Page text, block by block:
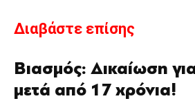
Διαβάστε επίσης
Βιασμός: Δικαίωση
μετά από 17 χρόνια!